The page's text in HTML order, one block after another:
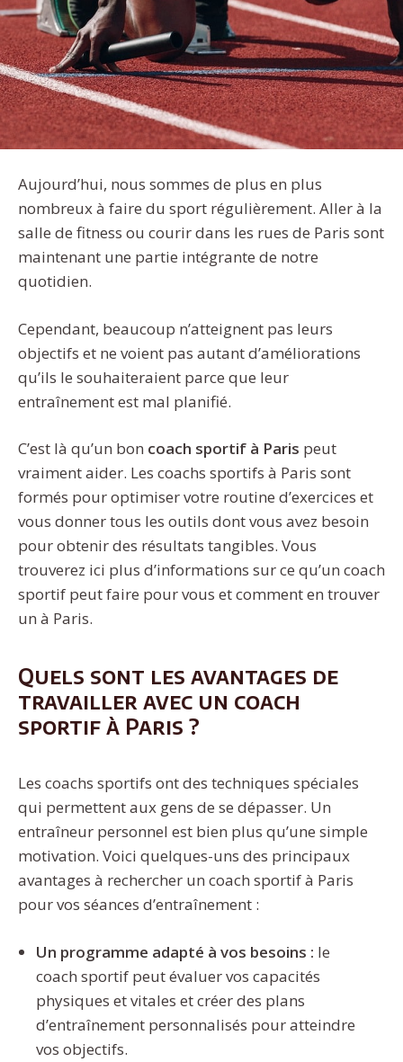
Aujourd’hui, nous sommes de plus en plus
nombreux à faire du sport régulièrement. Aller à la
salle de fitness ou courir dans les rues de Paris sont
maintenant une partie intégrante de notre
quotidien.
Cependant, beaucoup n’atteignent pas leurs
objectifs et ne voient pas autant d’améliorations
qu’ils le souhaiteraient parce que leur
entraînement est mal planifié.
C’est là qu’un bon coach sportif à Paris peut
vraiment aider. Les coachs sportifs à Paris sont
formés pour optimiser votre routine d’exercices et
vous donner tous les outils dont vous avez besoin
pour obtenir des résultats tangibles. Vous
trouverez ici plus d’informations sur ce qu’un coach
sportif peut faire pour vous et comment en trouver
un à Paris.
Quels sont les avantages de
travailler avec un coach
sportif à Paris ?
Les coachs sportifs ont des techniques spéciales
qui permettent aux gens de se dépasser. Un
entraîneur personnel est bien plus qu’une simple
motivation. Voici quelques-uns des principaux
avantages à rechercher un coach sportif à Paris
pour vos séances d’entraînement :
Un programme adapté à vos besoins : le
coach sportif peut évaluer vos capacités
physiques et vitales et créer des plans
d’entraînement personnalisés pour atteindre
vos objectifs.